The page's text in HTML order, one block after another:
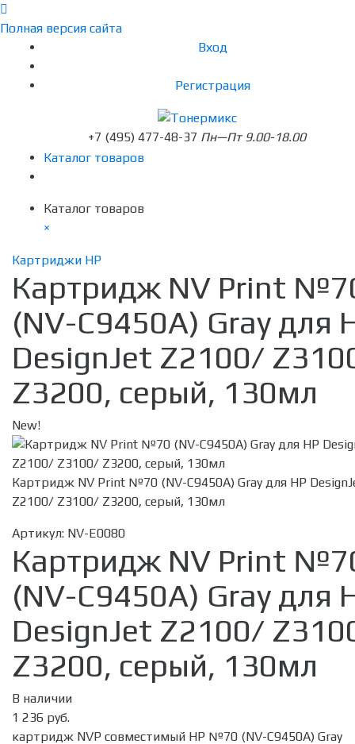
Полная версия сайта
Вход
Регистрация
+7 (495) 477-48-37 Пн—Пт 9.00-18.00
Каталог товаров
Каталог товаров
×
Картриджи HP
Картридж NV Print
(NV-C9450A) Gray для
DesignJet Z2100/
Z3200, серый, 130мл
New!
Картридж NV Print №70 (NV-C9450A) Gray для HP
Z2100/ Z3100/ Z3200, серый, 130мл
Артикул: NV-E0080
Картридж NV Print
(NV-C9450A) Gray для
DesignJet Z2100/
Z3200, серый, 130мл
В наличии
1 236 руб.
картридж NVP совместимый HP №70 (NV-C9450A) Gray